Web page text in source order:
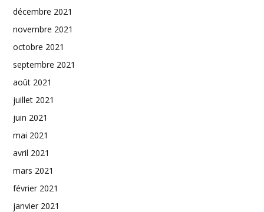
décembre 2021
novembre 2021
octobre 2021
septembre 2021
août 2021
juillet 2021
juin 2021
mai 2021
avril 2021
mars 2021
février 2021
janvier 2021